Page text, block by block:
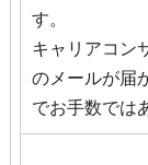
す。
キャリアコン
のメールが届
でお手数では